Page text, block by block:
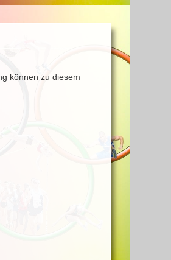
können zu diesem